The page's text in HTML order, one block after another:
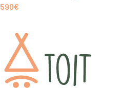
590€